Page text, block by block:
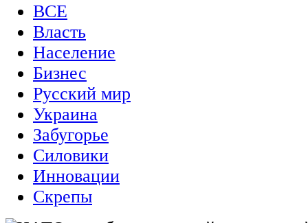
ВСЕ
Власть
Население
Бизнес
Русский мир
Украина
Забугорье
Силовики
Инновации
Скрепы